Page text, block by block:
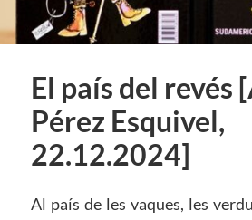
El país del revés
Pérez Esquivel,
22.12.2024]
Al país de les vaques, les